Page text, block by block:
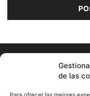
de las